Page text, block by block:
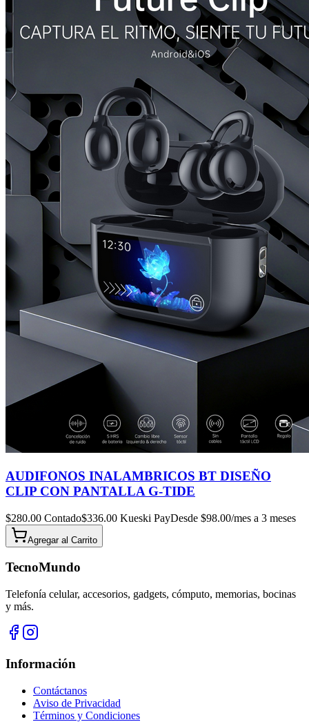
AUDIFONOS INALAMBRICOS BT DISEÑO
CLIP CON PANTALLA G-TIDE
$280.00 Contado$336.00 Kueski PayDesde $98.00/mes a 3 meses
Agregar al Carrito
TecnoMundo
Telefonía celular, accesorios, gadgets, cómputo, memorias, bocinas
y más.
Información
Contáctanos
Aviso de Privacidad
Términos y Condiciones